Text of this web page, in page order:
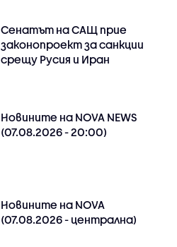
Сенатът на САЩ прие
законопроект за санкции
срещу Русия и Иран
Новините на NOVA NEWS
(07.08.2026 - 20:00)
Новините на NOVA
(07.08.2026 - централна)